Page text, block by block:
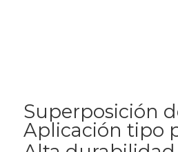
Superposición
Aplicación tipo